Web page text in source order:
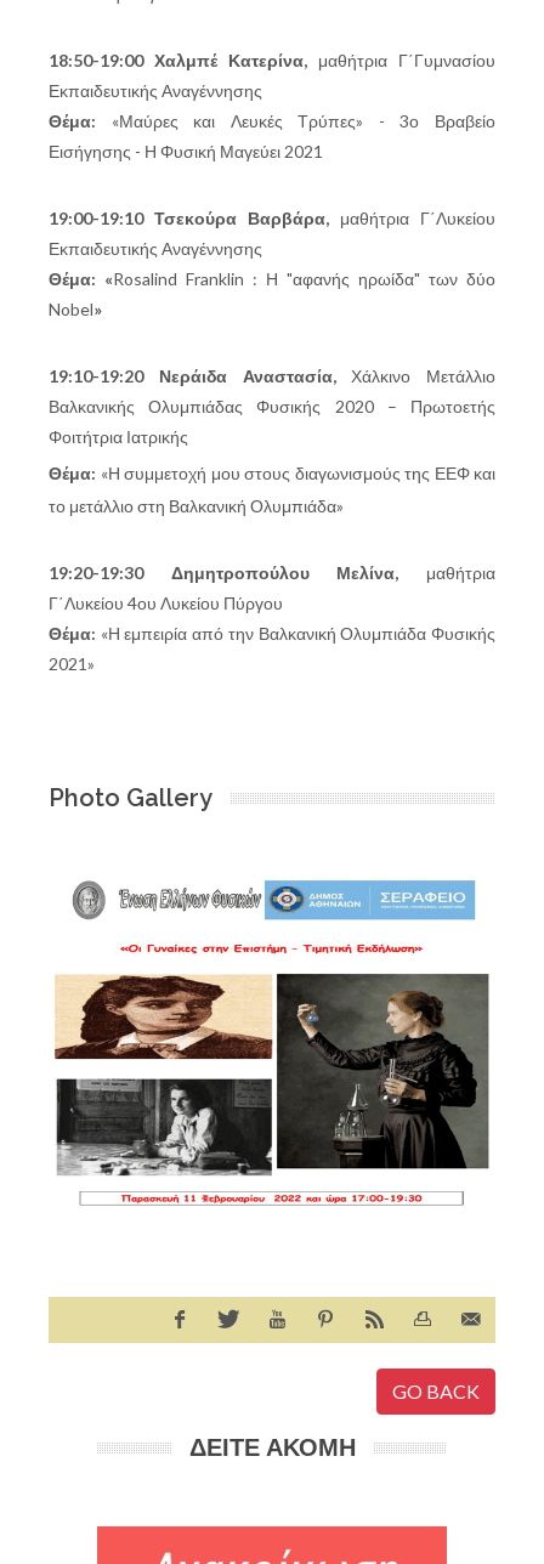
18:50-19:00 Χαλμπέ Κατερίνα, μαθήτρια Γ΄Γυμνασίου
Εκπαιδευτικής Αναγέννησης
Θέμα: «Μαύρες και Λευκές Τρύπες» -
3ο Βραβείο
Εισήγησης - Η Φυσική Μαγεύει 2021
19:00-19:10 Τσεκούρα Βαρβάρα, μαθήτρια Γ΄Λυκείου
Εκπαιδευτικής Αναγέννησης
Θέμα: «Rosalind Franklin : Η "αφανής ηρωίδα" των δύο
Nobel»
19:10-19:20 Νεράιδα Αναστασία, Χάλκινο Μετάλλιο
Βαλκανικής Ολυμπιάδας Φυσικής 2020 – Πρωτοετής
Φοιτήτρια Ιατρικής
Θέμα: «Η συμμετοχή μου στους διαγωνισμούς της ΕΕΦ και
το μετάλλιο στη Βαλκανική Ολυμπιάδα»
19:20-19:30 Δημητροπούλου Μελίνα, μαθήτρια
Γ΄Λυκείου 4ου Λυκείου Πύργου
Θέμα: «Η εμπειρία από την Βαλκανική Ολυμπιάδα Φυσικής
2021»
Photo Gallery
GO BACK
ΔΕΙΤΕ ΑΚΟΜΗ